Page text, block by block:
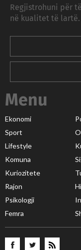
Regjistrohuni për
në kualitet të lartë.
Menu
Ekonomi
Sport
Lifestyle
Komuna
Kuriozitete
Rajon
Psikologji
Femra